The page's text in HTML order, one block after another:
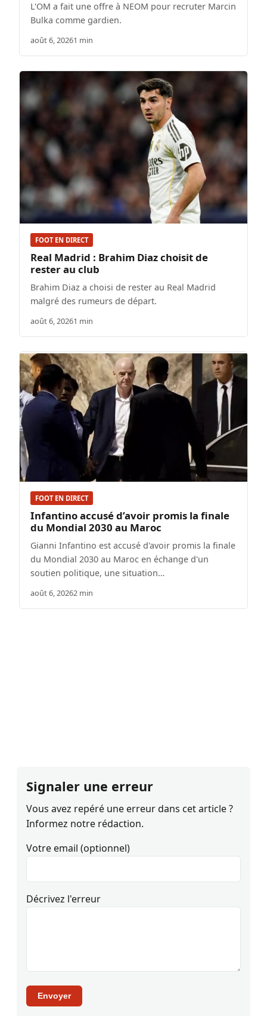
L'OM a fait une offre à NEOM pour recruter Marcin
Bulka comme gardien.
août 6, 20261 min
FOOT EN DIRECT
Real Madrid : Brahim Diaz choisit de
rester au club
Brahim Diaz a choisi de rester au Real Madrid
malgré des rumeurs de départ.
août 6, 20261 min
FOOT EN DIRECT
Infantino accusé d’avoir promis la finale
du Mondial 2030 au Maroc
Gianni Infantino est accusé d'avoir promis la finale
du Mondial 2030 au Maroc en échange d'un
soutien politique, une situation…
août 6, 20262 min
Signaler une erreur
Vous avez repéré une erreur dans cet article ?
Informez notre rédaction.
Votre email (optionnel)
Décrivez l'erreur
Envoyer